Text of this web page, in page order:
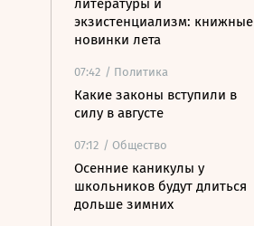
литературы и
экзистенциализм: книжные
новинки лета
07:42 / Политика
Какие законы вступили в
силу в августе
07:12 / Общество
Осенние каникулы у
школьников будут длиться
дольше зимних